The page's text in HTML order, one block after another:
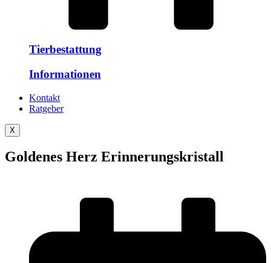
Tierbestattung
Informationen
Kontakt
Ratgeber
X
Goldenes Herz Erinnerungskristall